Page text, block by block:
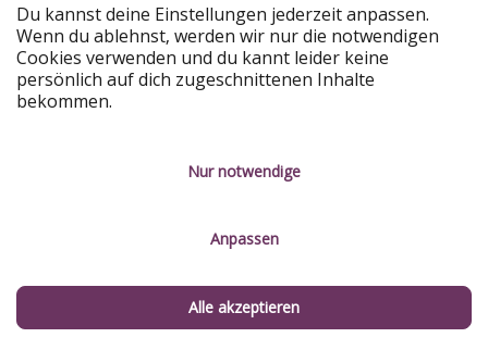
beliebt bei Asienreisen. Es ist laut, es ist bunt, es ist
modern und trotzdem kann man jede Menge Kultur
und vor allem leckeres Essen entdecken.
Normalerweise ist
Asien
Welt. Warum, dass erfahrt ihr in unserer
Essen für zwei (Restaurant): durchschnittlich 41,26€
Flasche Wein: durchschnittlich 21,36€
Kaffee: durchschnittlich 4,87€
Du kannst deine Einstellungen jederzeit anpassen.
Wenn du ablehnst, werden wir nur die notwendigen
Cookies verwenden und du kannt leider keine
persönlich auf dich zugeschnittenen Inhalte
bekommen.
Nur notwendige
Anpassen
Alle akzeptieren